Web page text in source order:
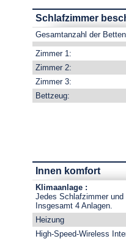
Schlafzimmer
Gesamtanzahl der
Zimmer 1:
Zimmer 2:
Zimmer 3:
Bettzeug:
Innen komfort
Klimaanlage :
Jedes Schlafzimmer
Insgesamt 4 Anlagen.
Heizung
High-Speed-Wireless